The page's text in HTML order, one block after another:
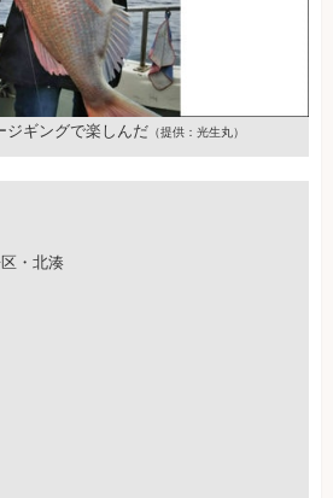
ジギングで楽しんだ（提供：光生丸）
・北湊